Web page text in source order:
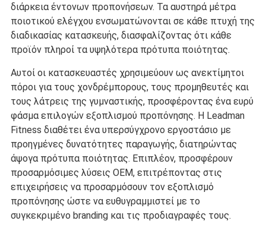
διάρκεια έντονων προπονήσεων. Τα αυστηρά μέτρα
ποιοτικού ελέγχου ενσωματώνονται σε κάθε πτυχή της
διαδικασίας κατασκευής, διασφαλίζοντας ότι κάθε
προϊόν πληροί τα υψηλότερα πρότυπα ποιότητας.
Αυτοί οι κατασκευαστές χρησιμεύουν ως ανεκτίμητοι
πόροι για τους χονδρέμπορους, τους προμηθευτές και
τους λάτρεις της γυμναστικής, προσφέροντας ένα ευρύ
φάσμα επιλογών εξοπλισμού προπόνησης. Η Leadman
Fitness διαθέτει ένα υπερσύγχρονο εργοστάσιο με
προηγμένες δυνατότητες παραγωγής, διατηρώντας
άψογα πρότυπα ποιότητας. Επιπλέον, προσφέρουν
προσαρμόσιμες λύσεις OEM, επιτρέποντας στις
επιχειρήσεις να προσαρμόσουν τον εξοπλισμό
προπόνησης ώστε να ευθυγραμμιστεί με το
συγκεκριμένο branding και τις προδιαγραφές τους.